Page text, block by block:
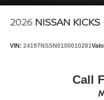
2026 NISSAN KICKS
VIN: 24197NSSN0100010281
Call